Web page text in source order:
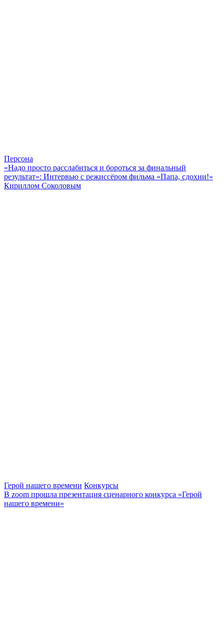
Персона
«Надо просто расслабиться и бороться за финальный
результат»: Интервью с режиссёром фильма «Папа, сдохни!»
Кириллом Соколовым
Герой нашего времени Конкурсы
В zoom прошла презентация сценарного конкурса «Герой
нашего времени»